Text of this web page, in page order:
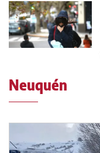
Neuquén